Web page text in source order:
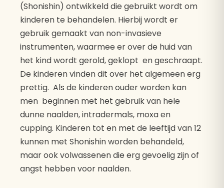
(Shonishin) ontwikkeld die gebruikt wordt om
kinderen te behandelen. Hierbij wordt er
gebruik gemaakt van non-invasieve
instrumenten, waarmee er over de huid van
het kind wordt gerold, geklopt en geschraapt.
De kinderen vinden dit over het algemeen erg
prettig. Als de kinderen ouder worden kan
men beginnen met het gebruik van hele
dunne naalden, intradermals, moxa en
cupping. Kinderen tot en met de leeftijd van 12
kunnen met Shonishin worden behandeld,
maar ook volwassenen die erg gevoelig zijn of
angst hebben voor naalden.